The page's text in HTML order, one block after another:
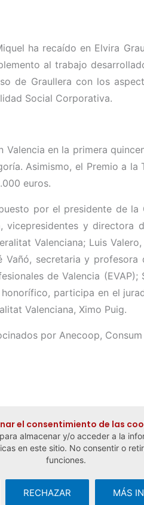
ha recaído en Elvira
al trabajo
de Graullera con los
Social Corporativa.
en la primera
Asimismo, el Premio a
euros.
por el presidente de
y directora
Valenciana; Luis
secretaria y
de Valencia
participa en el
Valenciana, Ximo Puig.
por Anecoop, Consum
el consentimiento de las
almacenar y/o acceder a la
en este sitio. No consentir o
funciones.
RECHAZAR MÁS